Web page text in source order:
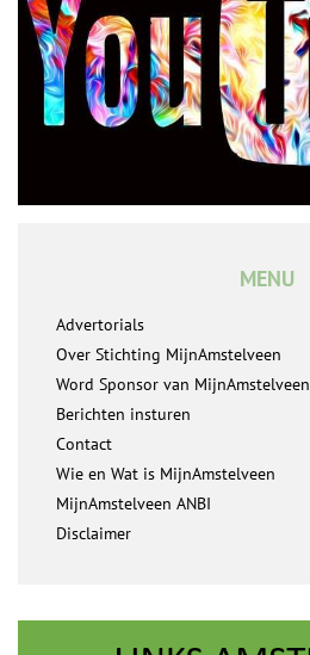
MENU
Advertorials
Over Stichting MijnAmstelveen
Word Sponsor van MijnAmstelveen
Berichten insturen
Contact
Wie en Wat is MijnAmstelveen
MijnAmstelveen ANBI
Disclaimer